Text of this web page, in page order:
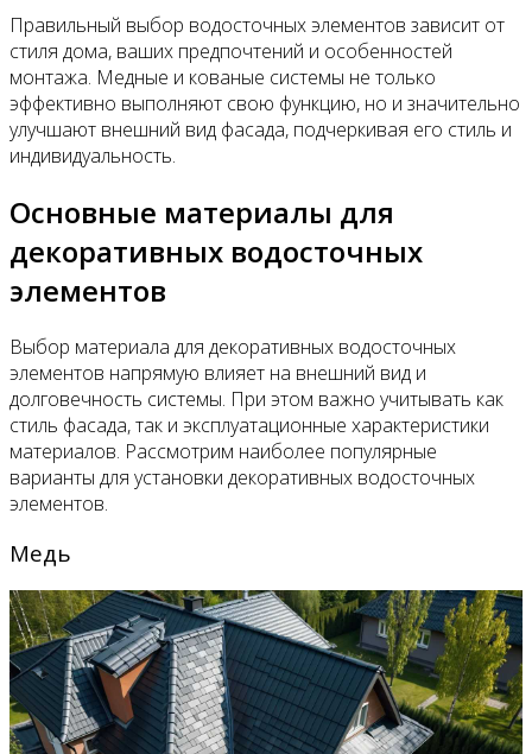
Правильный выбор водосточных элементов зависит от
стиля дома, ваших предпочтений и особенностей
монтажа. Медные и кованые системы не только
эффективно выполняют свою функцию, но и значительно
улучшают внешний вид фасада, подчеркивая его стиль и
индивидуальность.
Основные материалы для
декоративных водосточных
элементов
Выбор материала для декоративных водосточных
элементов напрямую влияет на внешний вид и
долговечность системы. При этом важно учитывать как
стиль фасада, так и эксплуатационные характеристики
материалов. Рассмотрим наиболее популярные
варианты для установки декоративных водосточных
элементов.
Медь